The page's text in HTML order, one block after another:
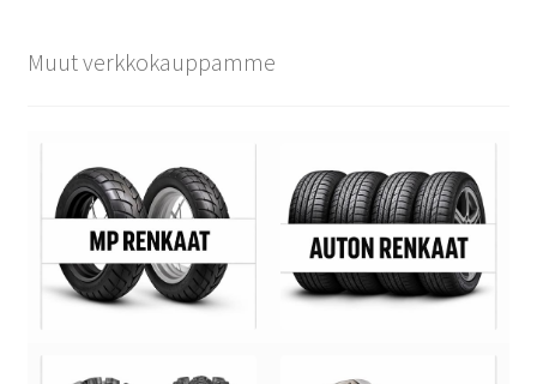
Muut verkkokauppamme